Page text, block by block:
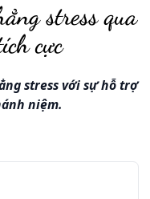
stress qua
cực
stress với sự hỗ trợ
niệm.